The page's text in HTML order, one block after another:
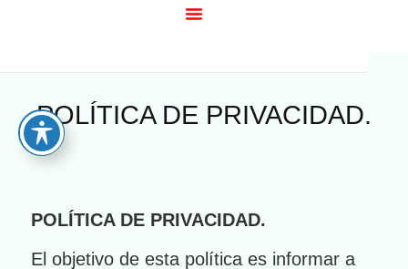
POLÍTICA DE PRIVACIDAD.
POLÍTICA DE PRIVACIDAD.
El objetivo de esta política es informar a